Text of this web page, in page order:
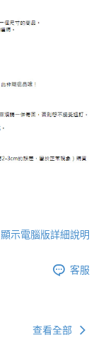
顯示電腦版詳細說明
客服
查看全部